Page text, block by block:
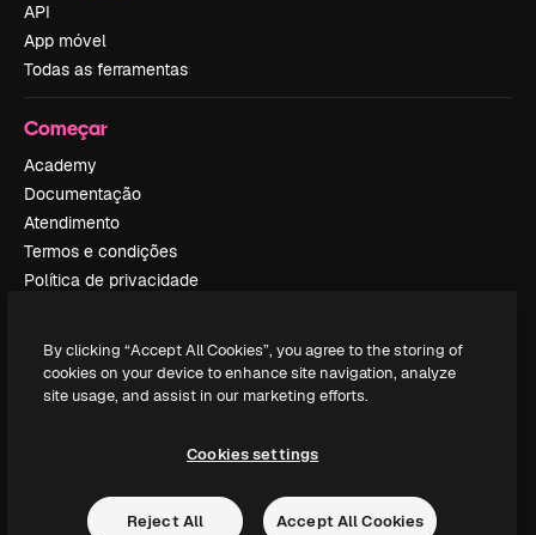
API
App móvel
Todas as ferramentas
Começar
Academy
Documentação
Atendimento
Termos e condições
Política de privacidade
Central de confiabilidade
Afiliados
By clicking “Accept All Cookies”, you agree to the storing of
cookies on your device to enhance site navigation, analyze
site usage, and assist in our marketing efforts.
Cookies settings
Reject All Accept All Cookies